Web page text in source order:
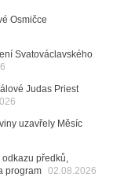
Langerovou i
pomocí čipů
Trio.
zahraje ve
Osmičce
Svatováclavského
Judas Priest
uzavřely Měsíc
předků,
program 02.08.2026